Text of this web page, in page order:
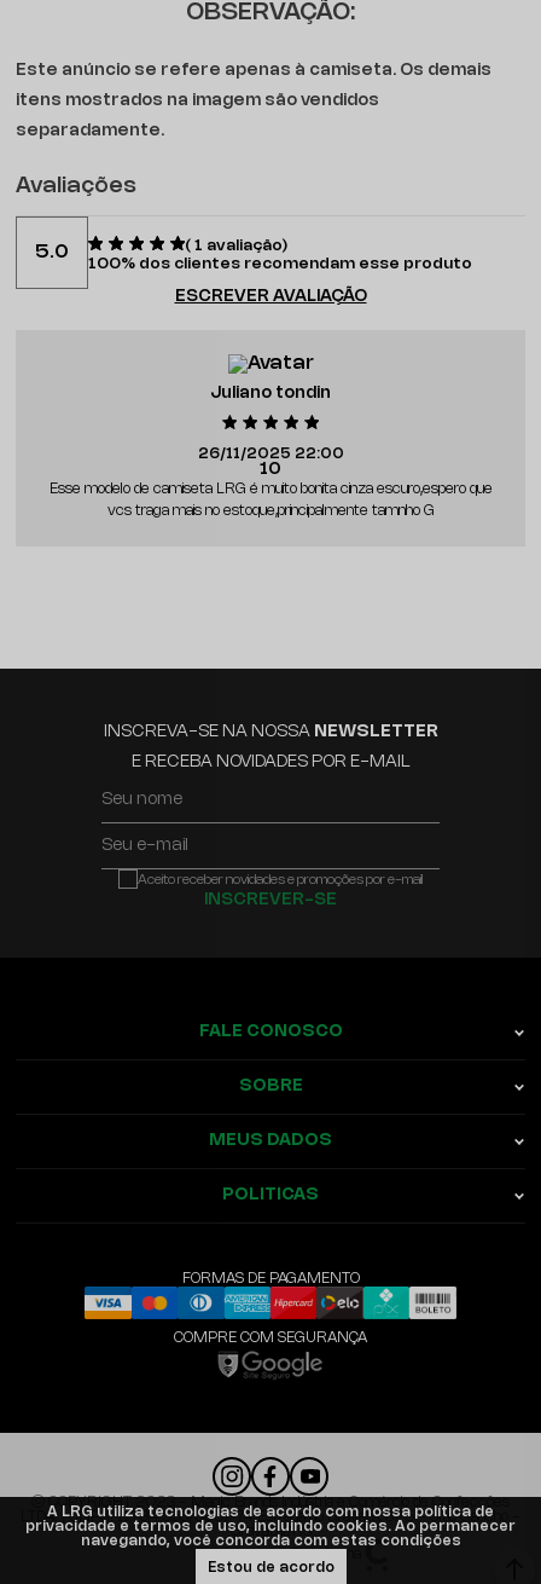
OBSERVAÇÃO:
Este anúncio se refere apenas à camiseta. Os demais
itens mostrados na imagem são vendidos
separadamente.
Avaliações
5.0 (1 avaliação)
100% dos clientes recomendam esse produto
ESCREVER AVALIAÇÃO
Juliano tondin
26/11/2025 22:00
10
Esse modelo de camiseta LRG é muito bonita cinza escuro,espero que
vcs traga mais no estoque,principalmente tamnho G
INSCREVA-SE NA NOSSA NEWSLETTER
E RECEBA NOVIDADES POR E-MAIL
Seu nome
Seu e-mail
INSCREVER-SE
Aceito receber novidades e promoções por e-mail
FALE CONOSCO
SOBRE
MEUS DADOS
POLITICAS
FORMAS DE PAGAMENTO
COMPRE COM SEGURANÇA
LTDA. | CNPJ: 11.734.998/0001-74 Estrada do Gravatá, 825 - Sítio Gaúcho -
Gravataí/RS
A LRG utiliza tecnologias de acordo com nossa política de
privacidade e termos de uso, incluindo cookies. Ao permanecer
navegando, você concorda com estas condições
Estou de acordo